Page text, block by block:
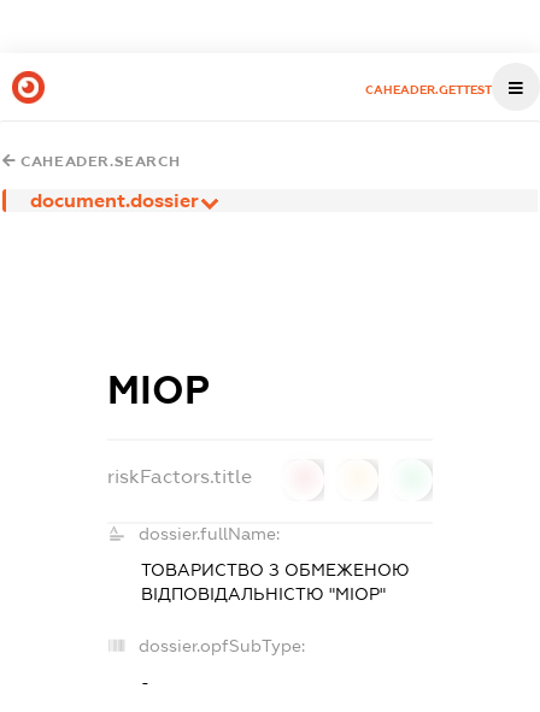
CAHEADER.GETTEST
CAHEADER.SEARCH
document.dossier
МІОР
riskFactors.title
dossier.fullName:
ТОВАРИСТВО З ОБМЕЖЕНОЮ
ВІДПОВІДАЛЬНІСТЮ "МІОР"
dossier.opfSubType:
-